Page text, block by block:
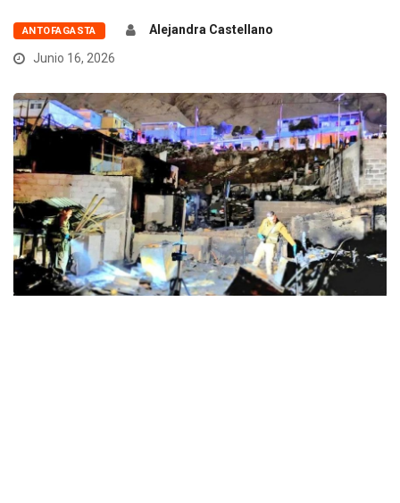
ANTOFAGASTA
Alejandra Castellano
Junio 16, 2026